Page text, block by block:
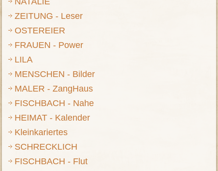
ZEITUNG - Leser
OSTEREIER
FRAUEN - Power
LILA
MENSCHEN - Bilder
MALER - ZangHaus
FISCHBACH - Nahe
HEIMAT - Kalender
Kleinkariertes
SCHRECKLICH
FISCHBACH - Flut